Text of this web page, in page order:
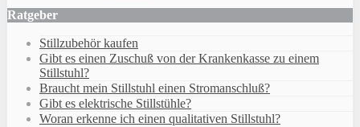
Ratgeber
Stillzubehör kaufen
Gibt es einen Zuschuß von der Krankenkasse zu einem
Stillstuhl?
Braucht mein Stillstuhl einen Stromanschluß?
Gibt es elektrische Stillstühle?
Woran erkenne ich einen qualitativen Stillstuhl?